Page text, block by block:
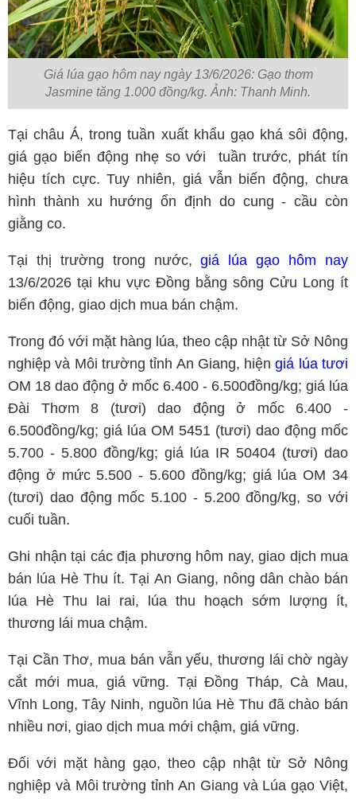
Giá lúa gạo hôm nay ngày 13/6/2026: Gạo thơm
Jasmine tăng 1.000 đồng/kg. Ảnh: Thanh Minh.
Tại châu Á, trong tuần xuất khẩu gạo khá sôi động,
giá gạo biến động nhẹ so với tuần trước, phát tín
hiệu tích cực. Tuy nhiên, giá vẫn biến động, chưa
hình thành xu hướng ổn định do cung - cầu còn
giằng co.
Tại thị trường trong nước,giá lúa gạo hôm nay
13/6/2026 tại khu vực Đồng bằng sông Cửu Long ít
biến động, giao dịch mua bán chậm.
Trong đó với mặt hàng lúa, theo cập nhật từ Sở Nông
nghiệp và Môi trường tỉnh An Giang, hiệngiá lúa tươi
OM 18 dao động ở mốc 6.400 - 6.500đồng/kg; giá lúa
Đài Thơm 8 (tươi) dao động ở mốc 6.400 -
6.500đồng/kg; giá lúa OM 5451 (tươi) dao động mốc
5.700 - 5.800 đồng/kg; giá lúa IR 50404 (tươi) dao
động ở mức 5.500 - 5.600 đồng/kg; giá lúa OM 34
(tươi) dao động mốc 5.100 - 5.200 đồng/kg, so với
cuối tuần.
Ghi nhận tại các địa phương hôm nay, giao dịch mua
bán lúa Hè Thu ít. Tại An Giang, nông dân chào bán
lúa Hè Thu lai rai, lúa thu hoạch sớm lượng ít,
thương lái mua chậm.
Tại Cần Thơ, mua bán vẫn yếu, thương lái chờ ngày
cắt mới mua, giá vững. Tại Đồng Tháp, Cà Mau,
Vĩnh Long, Tây Ninh, nguồn lúa Hè Thu đã chào bán
nhiều nơi, giao dịch mua mới chậm, giá vững.
Đối với mặt hàng gạo, theo cập nhật từ Sở Nông
nghiệp và Môi trường tỉnh An Giang và Lúa gạo Việt,